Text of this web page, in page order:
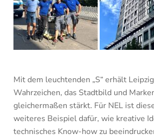
Mit dem leuchtenden „S“ erhält
Wahrzeichen, das Stadtbild und
gleichermaßen stärkt. Für NEL ist
weiteres Beispiel dafür, wie kreative
technisches Know-how zu